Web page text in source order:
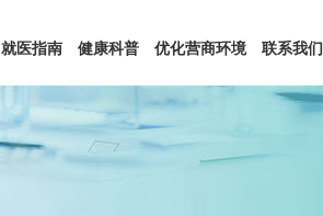
就医指南 健康科普 优化营商环境 联系我们